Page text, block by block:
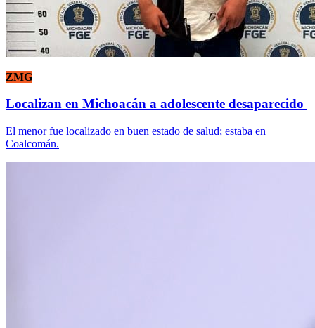
ZMG
Localizan en Michoacán a adolescente desaparecido
El menor fue localizado en buen estado de salud; estaba en
Coalcomán.